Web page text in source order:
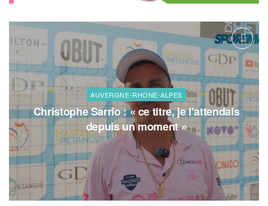
AUVERGNE-RHONE-ALPES
Christophe Sarrio : « ce titre, je l’attendais
depuis un moment »